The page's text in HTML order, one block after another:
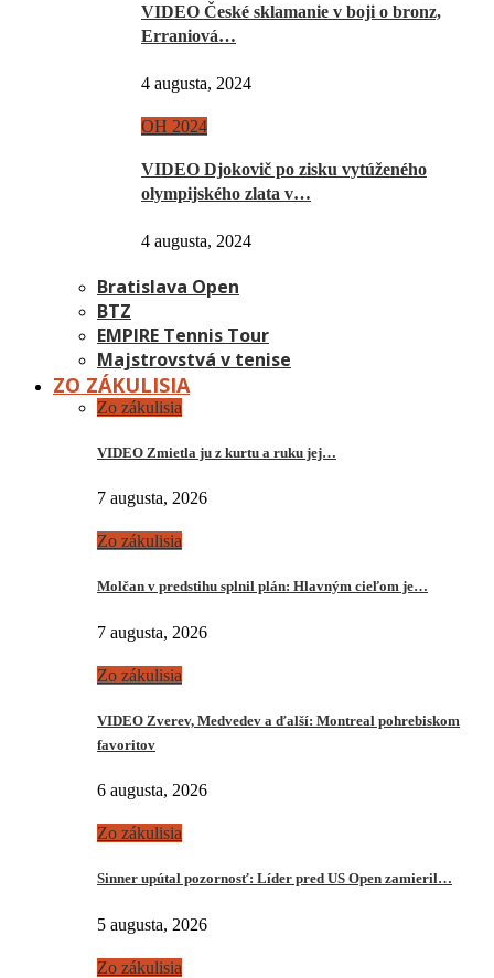
VIDEO České sklamanie v boji o bronz,
Erraniová…
4 augusta, 2024
OH 2024
VIDEO Djokovič po zisku vytúženého
olympijského zlata v…
4 augusta, 2024
Bratislava Open
BTZ
EMPIRE Tennis Tour
Majstrovstvá v tenise
ZO ZÁKULISIA
Zo zákulisia
VIDEO Zmietla ju z kurtu a ruku jej…
7 augusta, 2026
Zo zákulisia
Molčan v predstihu splnil plán: Hlavným cieľom je…
7 augusta, 2026
Zo zákulisia
VIDEO Zverev, Medvedev a ďalší: Montreal pohrebiskom
favoritov
6 augusta, 2026
Zo zákulisia
Sinner upútal pozornosť: Líder pred US Open zamieril…
5 augusta, 2026
Zo zákulisia